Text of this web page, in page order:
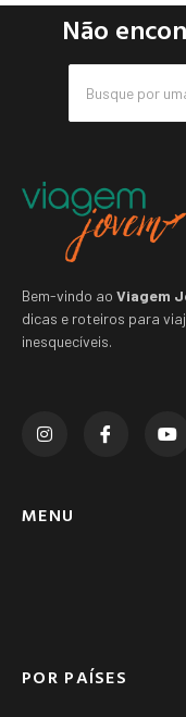
Não
Bem-vindo ao Viagem
dicas e roteiros para
inesquecíveis.
MENU
POR PAÍSES